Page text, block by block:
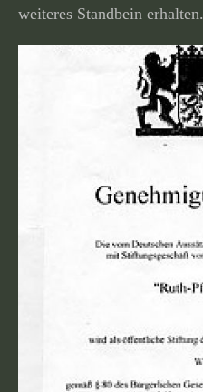
weiteres Standbein erhalten.